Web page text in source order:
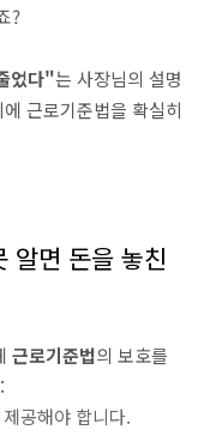
?
었다"는 사장님의 설명
근로기준법을 확실히
알면 돈을 놓친
근로기준법의 보호를
공해야 합니다.